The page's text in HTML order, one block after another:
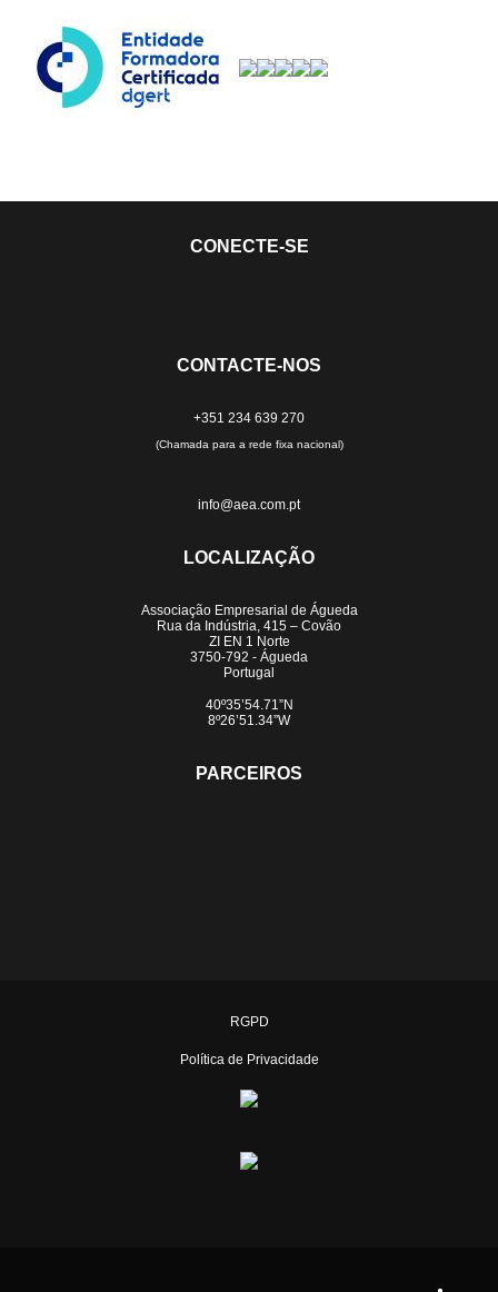
CONECTE-SE
CONTACTE-NOS
+351 234 639 270
(Chamada para a rede fixa nacional)
info@aea.com.pt
LOCALIZAÇÃO
Associação Empresarial de Águeda
Rua da Indústria, 415 – Covão
ZI EN 1 Norte
3750-792 - Águeda
Portugal
40º35’54.71”N
8º26’51.34”W
PARCEIROS
RGPD
Política de Privacidade